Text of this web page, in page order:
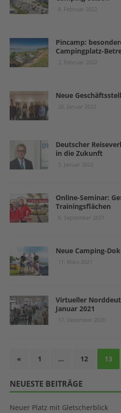
8. Februar 2022
Pincamp:
Campingplatz-
2. Februar 2022
Neue
28. Januar 2022
Deutscher
in die Zukunft
5. Januar 2022
Online-Seminar:
Trainingsflächen
6. September 2021
Neue Camping-
11. März 2021
Virtueller
Januar 2021
17. Dezember 2020
« 1 … 12 13
NEUESTE BEITRÄGE
Neuer Platz mit Gletscherblick